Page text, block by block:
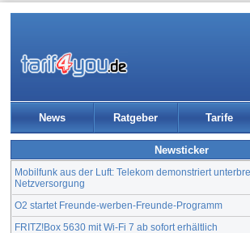
News Ratgeber Tarife
Newsticker
Mobilfunk aus der Luft: Telekom demonstriert
Netzversorgung
O2 startet Freunde-werben-Freunde-Programm
FRITZ!Box 5630 mit Wi-Fi 7 ab sofort erhältlich